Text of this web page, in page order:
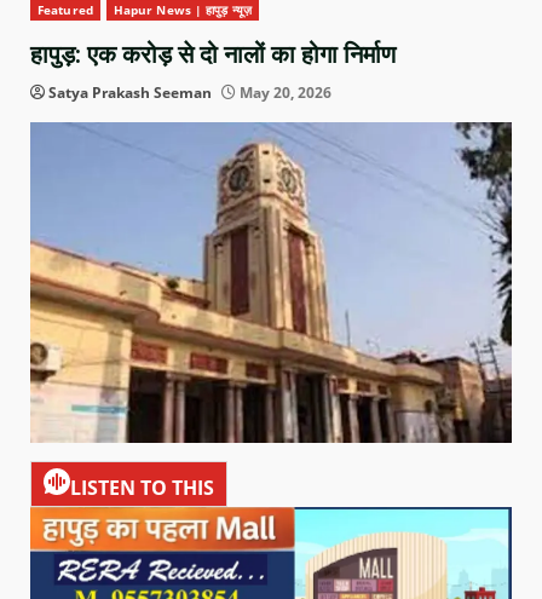
Featured Hapur News | हापुड़ न्यूज़
हापुड़: एक करोड़ से दो नालों का होगा निर्माण
Satya Prakash Seeman May 20, 2026
LISTEN TO THIS